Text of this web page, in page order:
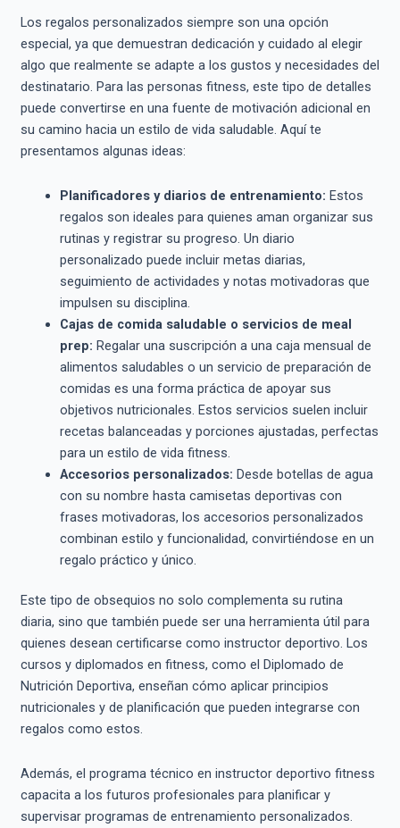
Los regalos personalizados siempre son una opción
especial, ya que demuestran dedicación y cuidado al elegir
algo que realmente se adapte a los gustos y necesidades del
destinatario. Para las personas fitness, este tipo de detalles
puede convertirse en una fuente de motivación adicional en
su camino hacia un estilo de vida saludable. Aquí te
presentamos algunas ideas:
Planificadores y diarios de entrenamiento: Estos
regalos son ideales para quienes aman organizar sus
rutinas y registrar su progreso. Un diario
personalizado puede incluir metas diarias,
seguimiento de actividades y notas motivadoras que
impulsen su disciplina.
Cajas de comida saludable o servicios de meal
prep: Regalar una suscripción a una caja mensual de
alimentos saludables o un servicio de preparación de
comidas es una forma práctica de apoyar sus
objetivos nutricionales. Estos servicios suelen incluir
recetas balanceadas y porciones ajustadas, perfectas
para un estilo de vida fitness.
Accesorios personalizados: Desde botellas de agua
con su nombre hasta camisetas deportivas con
frases motivadoras, los accesorios personalizados
combinan estilo y funcionalidad, convirtiéndose en un
regalo práctico y único.
Este tipo de obsequios no solo complementa su rutina
diaria, sino que también puede ser una herramienta útil para
quienes desean certificarse como instructor deportivo. Los
cursos y diplomados en fitness, como el Diplomado de
Nutrición Deportiva, enseñan cómo aplicar principios
nutricionales y de planificación que pueden integrarse con
regalos como estos.
Además, el programa técnico en instructor deportivo fitness
capacita a los futuros profesionales para planificar y
supervisar programas de entrenamiento personalizados.